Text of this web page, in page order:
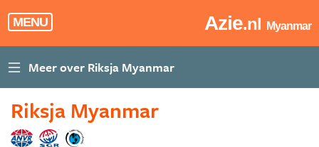
MENU Azie.nl Myanmar
Riksja Myanmar